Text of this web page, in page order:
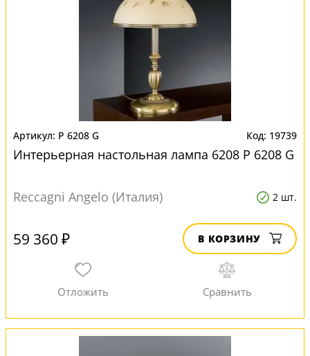
P 6208 G 19739
Интерьерная настольная лампа 6208 P 6208 G
Reccagni Angelo (Италия) 2 шт.
59 360 ₽ В КОРЗИНУ